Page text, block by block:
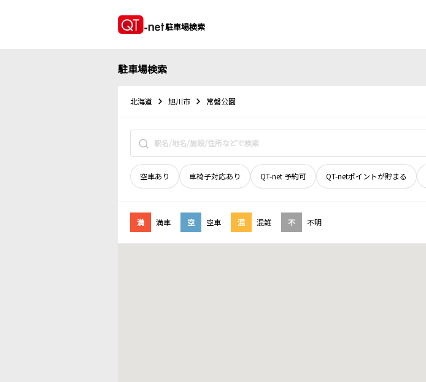
駐車場検索
駐車場検索
北海道 旭川市 常磐公園
空車あり 車椅子対応あり QT-net 予約可 QT-netポイントが貯まる
満 満車 空 空車 混 混雑 不 不明